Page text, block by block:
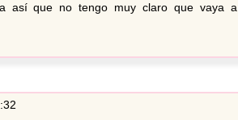
así que no tengo muy claro que vaya a